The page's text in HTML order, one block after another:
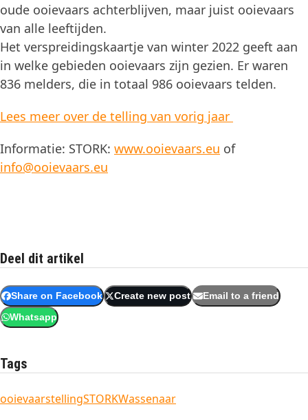
oude ooievaars achterblijven, maar juist ooievaars
van alle leeftijden.
Het verspreidingskaartje van winter 2022 geeft aan
in welke gebieden ooievaars zijn gezien. Er waren
836 melders, die in totaal 986 ooievaars telden.
Lees meer over de telling van vorig jaar
Informatie: STORK: www.ooievaars.eu of
info@ooievaars.eu
Deel dit artikel
Share on Facebook Create new post Email to a friend
Whatsapp
Tags
ooievaarstellingSTORKWassenaar